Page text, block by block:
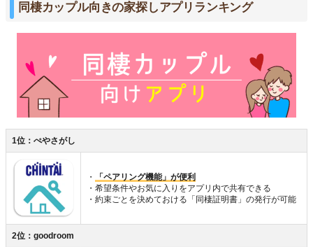
同棲カップル向きの家探しアプリランキング
1位：ぺやさがし
・
「ペアリング機能」が便利
・希望条件やお気に入りをアプリ内で共有できる
・約束ごとを決めておける「同棲証明書」の発行が可能
2位：goodroom